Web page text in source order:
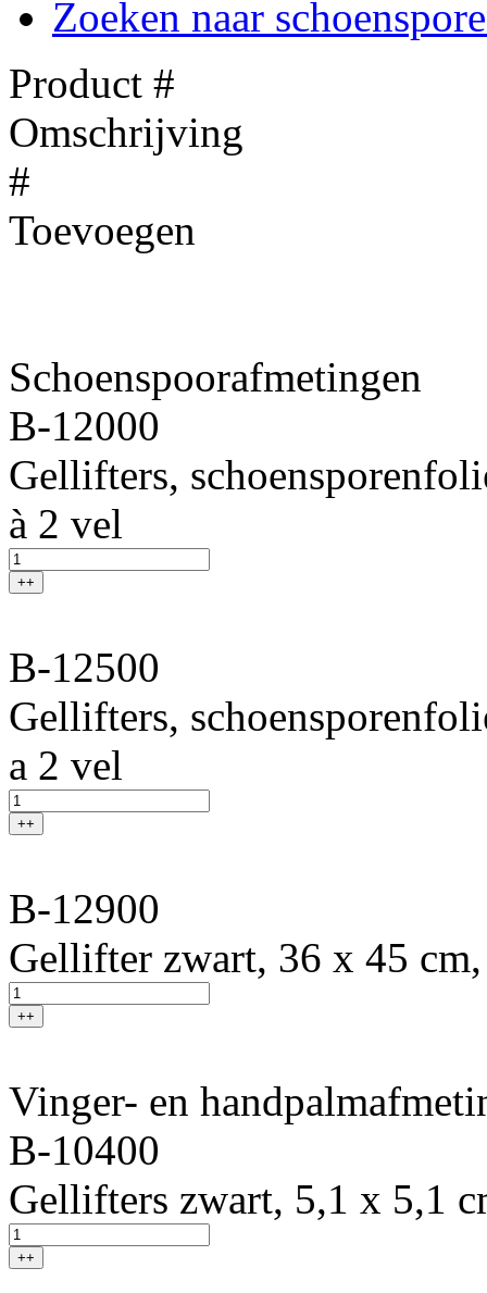
Zoeken naar
Product #
Omschrijving
#
Toevoegen
Schoenspoorafmetingen
B-12000
Gellifters,
à 2 vel
++
B-12500
Gellifters,
a 2 vel
++
B-12900
Gellifter zwart, 36 x 45
++
Vinger- en
B-10400
Gellifters zwart, 5,1 x 5,1
++